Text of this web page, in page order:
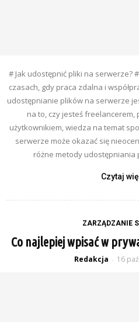
# Jak udostępnić pliki na serwerze?
czasach, gdy praca zdalna i
udostępnianie plików na serwerze
na to, czy jesteś freelancerem,
użytkownikiem, wiedza na temat
serwerze może okazać się
różne metody udostępniania
Czytaj
ZARZĄDZANIE
Co najlepiej wpisać w
Redakcja - 16